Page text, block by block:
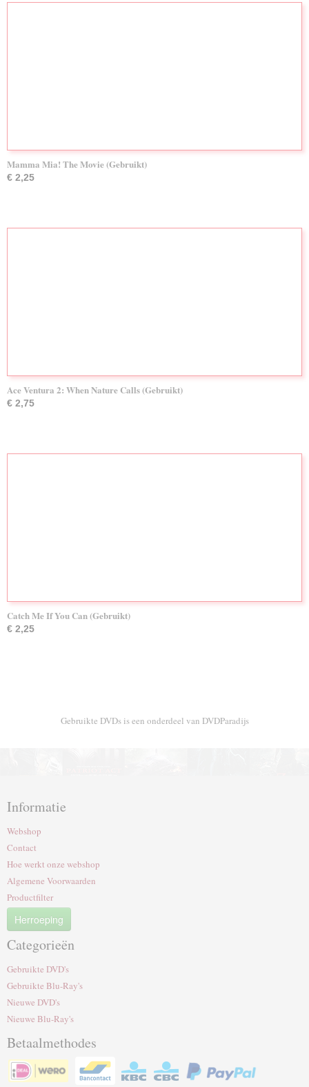
Mamma Mia! The Movie (Gebruikt)
€ 2,25
Ace Ventura 2: When Nature Calls (Gebruikt)
€ 2,75
Catch Me If You Can (Gebruikt)
€ 2,25
Gebruikte DVDs is een onderdeel van DVDParadijs
Informatie
Webshop
Contact
Hoe werkt onze webshop
Algemene Voorwaarden
Productfilter
Herroeping
Categorieën
Gebruikte DVD's
Gebruikte Blu-Ray's
Nieuwe DVD's
Nieuwe Blu-Ray's
Betaalmethodes